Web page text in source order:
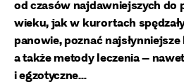
od czasów najdawniejszych do
wieku, jak w kurortach
panowie, poznać
a także metody leczenia –
i egzotyczne…